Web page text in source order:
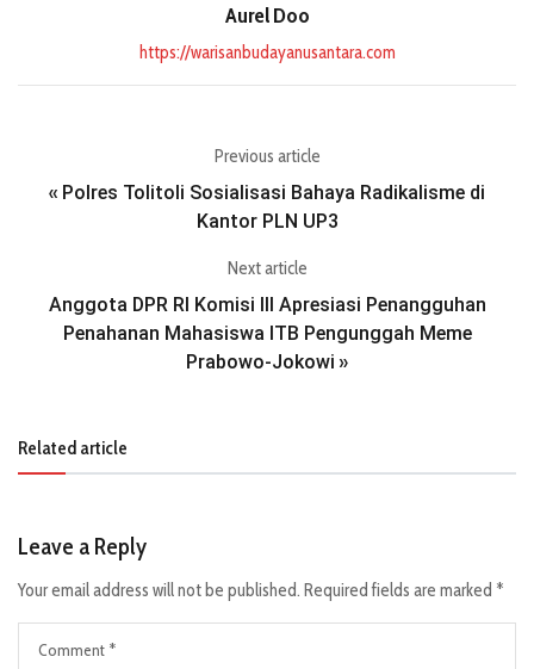
Aurel Doo
https://warisanbudayanusantara.com
Previous article
« Polres Tolitoli Sosialisasi Bahaya Radikalisme di
Kantor PLN UP3
Next article
Anggota DPR RI Komisi III Apresiasi Penangguhan
Penahanan Mahasiswa ITB Pengunggah Meme
Prabowo-Jokowi »
Related article
Leave a Reply
Your email address will not be published. Required fields are marked *